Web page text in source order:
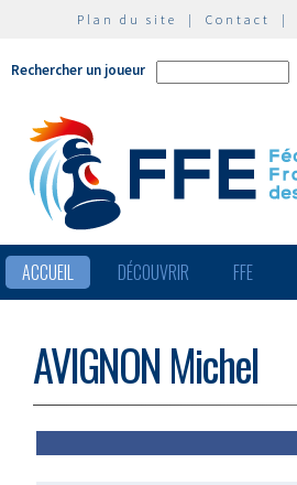
Plan du site | Contact |
Rechercher un joueur
ACCUEIL DÉCOUVRIR FFE
AVIGNON Michel